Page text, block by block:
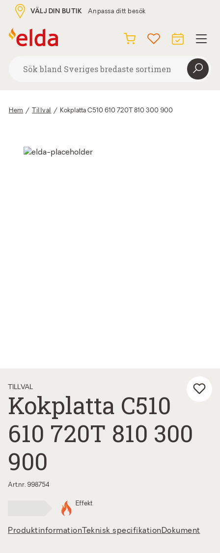
VÄLJ DIN BUTIK Anpassa ditt besök
Hem / Tillval / Kokplatta C510 610 720T 810 300 900
TILLVAL
Kokplatta C510
610 720T 810 300
900
Art.nr. 998754
Effekt
Produktinformation Teknisk specifikationDokument